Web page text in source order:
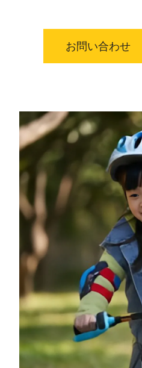
お問い合わせ